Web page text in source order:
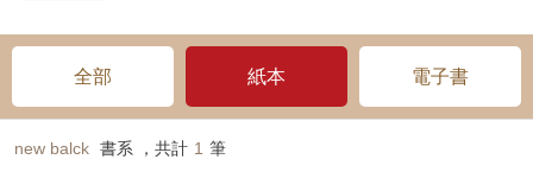
全部 紙本 電子書
new balck 書系 ，共計 1 筆